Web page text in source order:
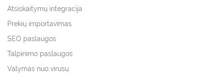
Atsiskaitymų integracija
Prekių importavimas
SEO paslaugos
Talpinimo paslaugos
Valymas nuo virusų